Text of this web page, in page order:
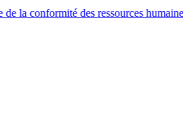
des ressources humaines à l'échelle